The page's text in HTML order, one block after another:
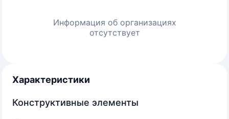
Информация об организациях
отсутствует
Характеристики
Конструктивные элементы